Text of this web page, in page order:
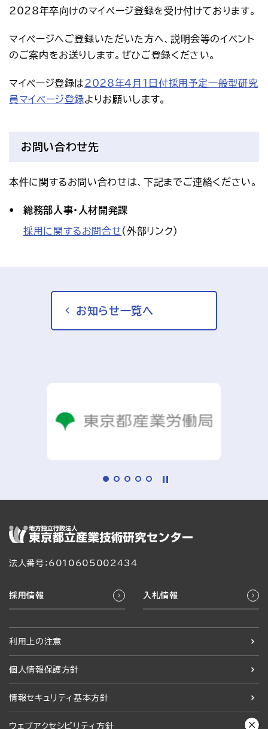
2028年卒向けのマイページ登録を受け付けております。
マイページへご登録いただいた方へ、説明会等のイベント
のご案内をお送りします。ぜひご登録ください。
マイページ登録は 2028年4月1日付採用予定一般型研究
員マイページ登録よりお願いします。
お問い合わせ先
本件に関するお問い合わせは、下記までご連絡ください。
総務部人事・人材開発課
採用に関するお問合せ(外部リンク)
お知らせ一覧へ
法人番号：6010605002434
採用情報 入札情報
利用上の注意
個人情報保護方針
情報セキュリティ基本方針
ウェブアクセシビリティ方針